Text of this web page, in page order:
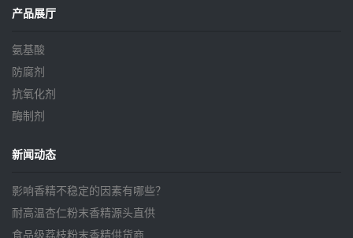
产品展厅
氨基酸
防腐剂
抗氧化剂
酶制剂
新闻动态
影响香精不稳定的因素有哪些？
耐高温杏仁粉末香精源头直供
食品级荔枝粉末香精供货商